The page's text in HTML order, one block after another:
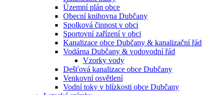
Územní plán obce
Obecní knihovna Dubčany
Spolková činnost v obci
Sportovní zařízení v obci
Kanalizace obce Dubčany & kanalizační řád
Vodárna Dubčany & vodovodní řád
Vzorky vody
Dešťová kanalizace obce Dubčany
Venkovní osvětlení
Vodní toky v blízkosti obce Dubčany